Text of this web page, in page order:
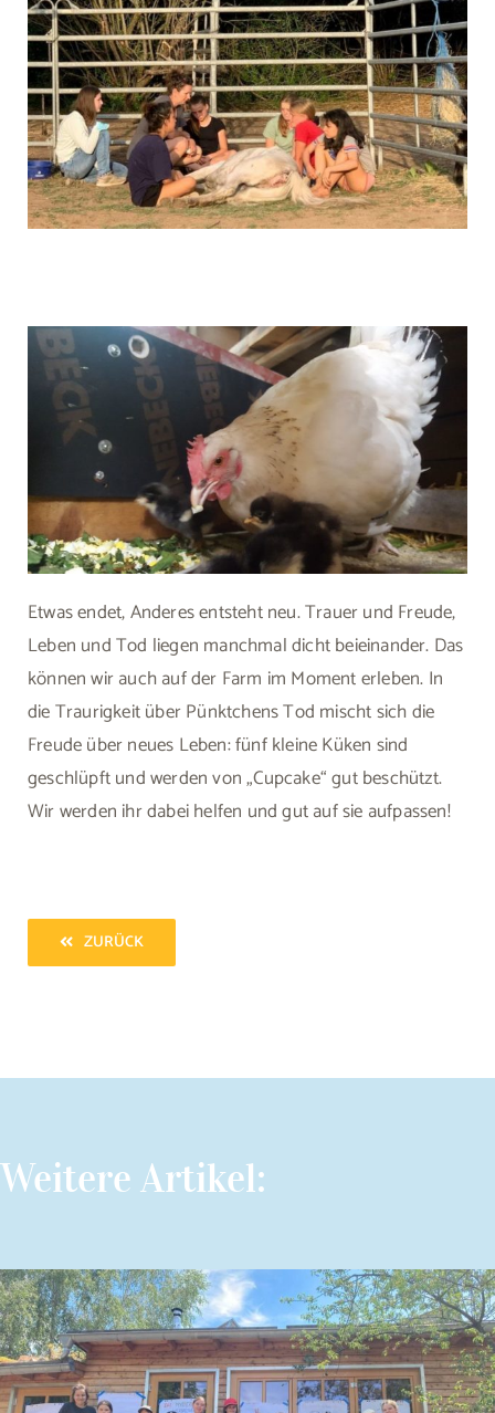
Etwas endet, Anderes entsteht neu. Trauer und Freude,
Leben und Tod liegen manchmal dicht beieinander. Das
können wir auch auf der Farm im Moment erleben. In
die Traurigkeit über Pünktchens Tod mischt sich die
Freude über neues Leben: fünf kleine Küken sind
geschlüpft und werden von „Cupcake“ gut beschützt.
Wir werden ihr dabei helfen und gut auf sie aufpassen!
ZURÜCK
Weitere Artikel: